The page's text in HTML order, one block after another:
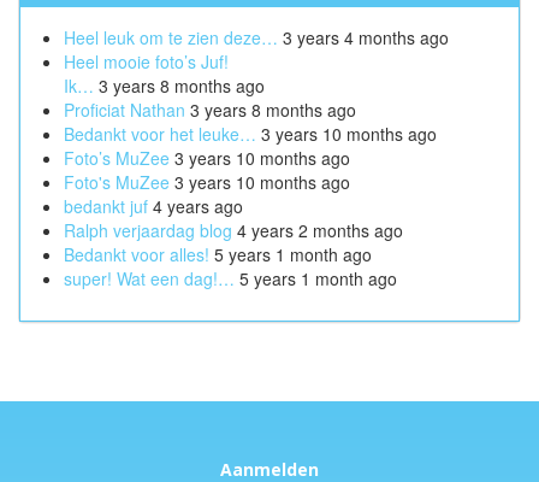
Heel leuk om te zien deze… 3 years 4 months ago
Heel mooie foto’s Juf!
Ik… 3 years 8 months ago
Proficiat Nathan 3 years 8 months ago
Bedankt voor het leuke… 3 years 10 months ago
Foto’s MuZee 3 years 10 months ago
Foto's MuZee 3 years 10 months ago
bedankt juf 4 years ago
Ralph verjaardag blog 4 years 2 months ago
Bedankt voor alles! 5 years 1 month ago
super! Wat een dag!… 5 years 1 month ago
Aanmelden